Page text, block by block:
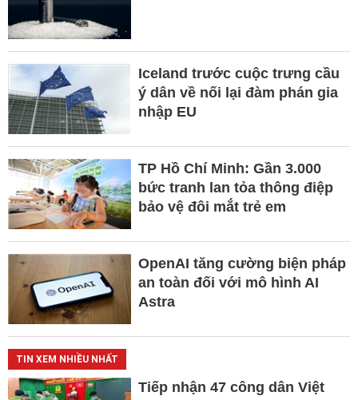
Iceland trước cuộc trưng cầu
ý dân về nối lại đàm phán gia
nhập EU
TP Hồ Chí Minh: Gần 3.000
bức tranh lan tỏa thông điệp
bảo vệ đôi mắt trẻ em
OpenAI tăng cường biện pháp
an toàn đối với mô hình AI
Astra
TIN XEM NHIỀU NHẤT
Tiếp nhận 47 công dân Việt